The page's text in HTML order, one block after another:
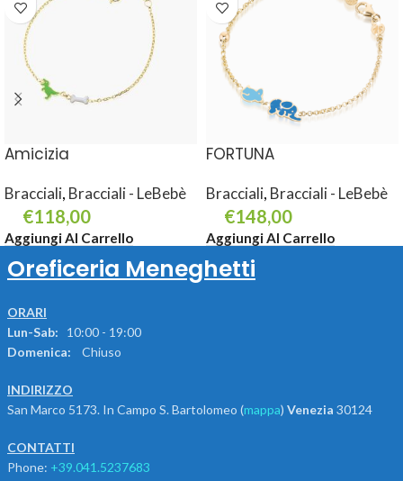
Amicizia
Bracciali, Bracciali - LeBebè
€118,00
Aggiungi Al Carrello
FORTUNA
Bracciali, Bracciali - LeBebè
€148,00
Aggiungi Al Carrello
Oreficeria Meneghetti
ORARI
Lun-Sab: 10:00 - 19:00
Domenica:
Chiuso
INDIRIZZO
San Marco 5173. In Campo S. Bartolomeo (mappa) Venezia 30124
CONTATTI
Phone: +39.041.5237683